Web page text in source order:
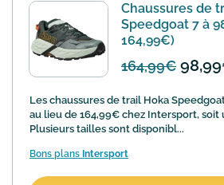
Chaussures de
Speedgoat 7 à
164,99€)
164,99€
Les chaussures de trail Hoka
au lieu de 164,99€ chez Intersport, soit
Plusieurs tailles sont disponibl...
Bons plans Intersport